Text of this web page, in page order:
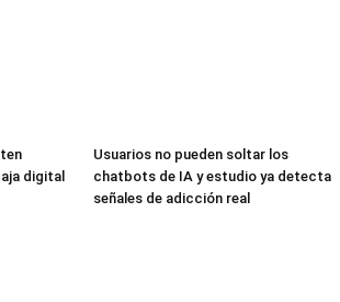
digital
Usuarios no pueden soltar los
chatbots de IA y estudio ya detecta
señales de adicción real